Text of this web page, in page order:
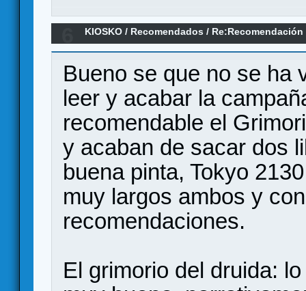
KIOSKO / Recomendados /
Bueno se que no se ha
leer y acabar la
recomendable el
y acaban de sacar dos
buena pinta, Tokyo
muy largos ambos y
recomendaciones.
El grimorio del druida: